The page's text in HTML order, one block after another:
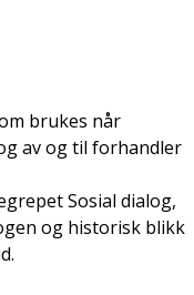
brukes når
av og til forhandler
Sosial dialog,
og historisk blikk